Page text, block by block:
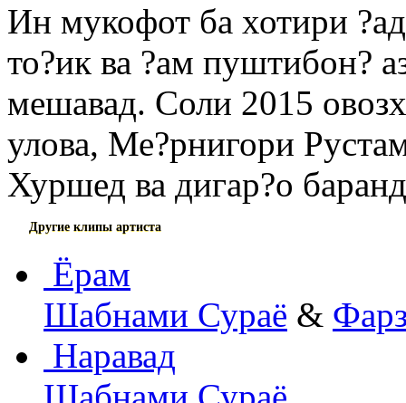
Ин мукофот ба хотири
то?ик ва ?ам пуштибон?
мешавад. Соли 2015
улова, Ме?рнигори
Хуршед ва дигар?о
Другие клипы артиста
Ёрам
Шабнами Сураё &
Наравад